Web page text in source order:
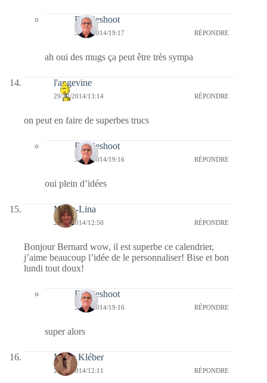
Bernieshoot
30/12/2014/19:17 RÉPONDRE
ah oui des mugs ça peut être très sympa
l'angevine
29/12/2014/13:14 RÉPONDRE
on peut en faire de superbes trucs
Bernieshoot
30/12/2014/19:16 RÉPONDRE
oui plein d’idées
Maria-Lina
29/12/2014/12:50 RÉPONDRE
Bonjour Bernard wow, il est superbe ce calendrier,
j’aime beaucoup l’idée de le personnaliser! Bise et bon
lundi tout doux!
Bernieshoot
30/12/2014/19:16 RÉPONDRE
super alors
Marie Kléber
29/12/2014/12:11 RÉPONDRE